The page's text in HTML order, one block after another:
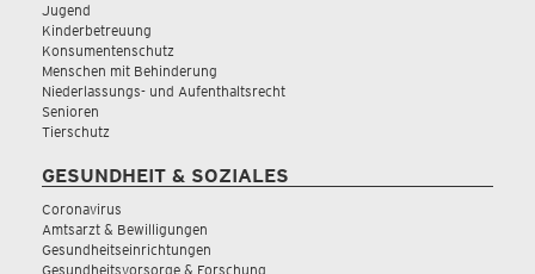
Jugend
Kinderbetreuung
Konsumentenschutz
Menschen mit Behinderung
Niederlassungs- und Aufenthaltsrecht
Senioren
Tierschutz
GESUNDHEIT & SOZIALES
Coronavirus
Amtsarzt & Bewilligungen
Gesundheitseinrichtungen
Gesundheitsvorsorge & Forschung